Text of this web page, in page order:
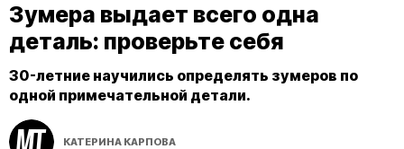
Зумера выдает всего одна
деталь: проверьте себя
30-летние научились определять зумеров по
одной примечательной детали.
КАТЕРИНА КАРПОВА